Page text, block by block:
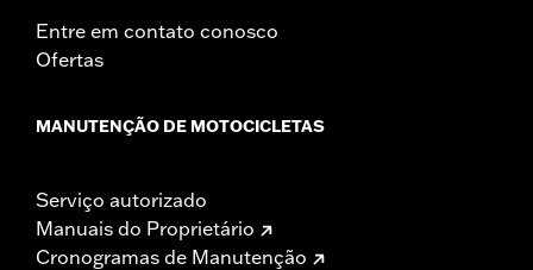
Entre em contato conosco
Ofertas
MANUTENÇÃO DE MOTOCICLETAS
Serviço autorizado
Manuais do Proprietário
Cronogramas de Manutenção